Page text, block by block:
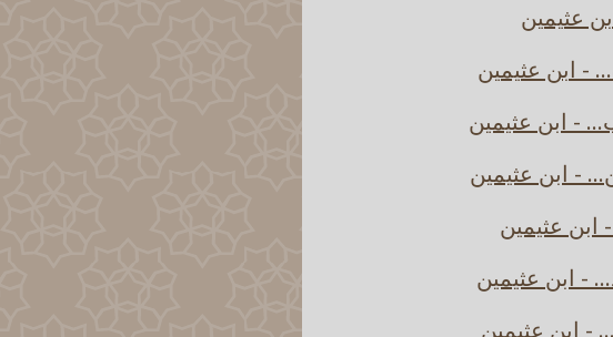
عثيمين
- ابن عثيمين
- ابن عثيمين
- ابن عثيمين
ابن عثيمين
- ابن عثيمين
- ابن عثيمين